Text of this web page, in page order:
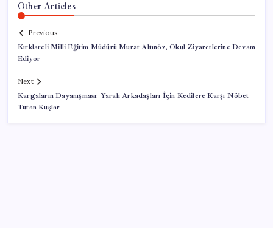
Other Articles
Previous
Kırklareli Milli Eğitim Müdürü Murat Altınöz, Okul Ziyaretlerine Devam
Ediyor
Next
Kargaların Dayanışması: Yaralı Arkadaşları İçin Kedilere Karşı Nöbet
Tutan Kuşlar